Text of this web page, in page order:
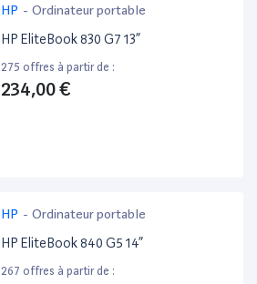
HP - Ordinateur portable
HP EliteBook 830 G7 13”
275 offres à partir de :
234,00 €
HP - Ordinateur portable
HP EliteBook 840 G5 14”
267 offres à partir de :